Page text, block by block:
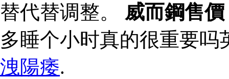
替代替调整。 威而鋼售價
多睡个小时真的很重要
洩陽痿.